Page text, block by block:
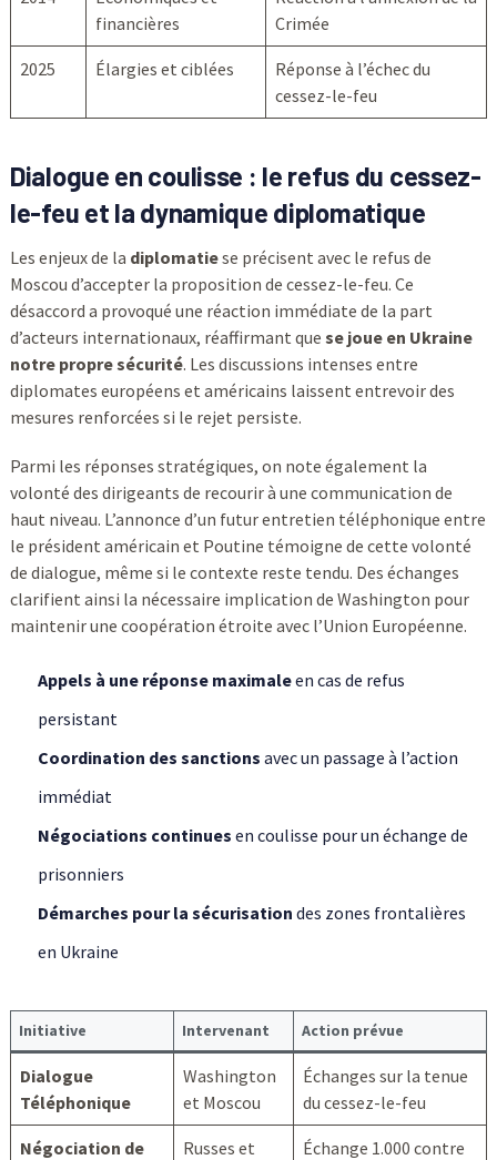
financières
Crimée
2025 Élargies et ciblées
Réponse à l’échec du
cessez-le-feu
Dialogue en coulisse : le refus du cessez-
le-feu et la dynamique diplomatique
Les enjeux de la diplomatiese précisent avec le refus de
Moscou d’accepter la proposition de cessez-le-feu. Ce
désaccord a provoqué une réaction immédiate de la part
d’acteurs internationaux, réaffirmant que se joue en Ukraine
notre propre sécurité. Les discussions intenses entre
diplomates européens et américains laissent entrevoir des
mesures renforcées si le rejet persiste.
Parmi les réponses stratégiques, on note également la
volonté des dirigeants de recourir à une communication de
haut niveau. L’annonce d’un futur entretien téléphonique entre
le président américain et Poutine témoigne de cette volonté
de dialogue, même si le contexte reste tendu. Des échanges
clarifient ainsi la nécessaire implication de Washington pour
maintenir une coopération étroite avec l’Union Européenne.
Appels à une réponse maximaleen cas de refus
persistant
Coordination des sanctions avec un passage à l’action
immédiat
Négociations continues en coulisse pour un échange de
prisonniers
Démarches pour la sécurisation des zones frontalières
en Ukraine
Initiative Intervenant Action prévue
Dialogue
Téléphonique
Washington
et Moscou
Échanges sur la tenue
du cessez-le-feu
Négociation de
Russes et
Échange 1.000 contre